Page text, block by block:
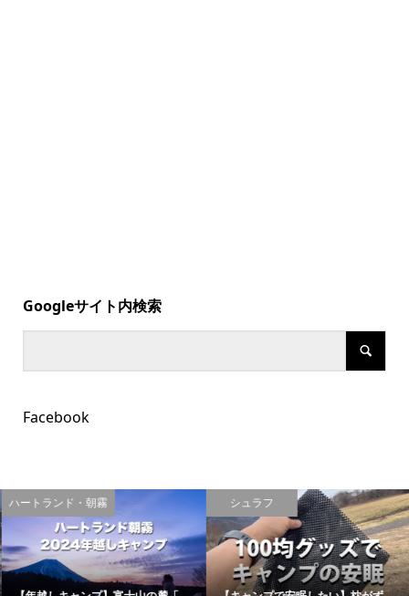
Googleサイト内検索
Facebook
ハートランド・朝霧 シュラフ